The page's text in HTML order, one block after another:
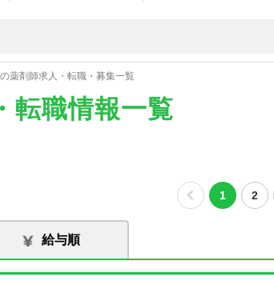
薬剤師求人・転職・募集一覧
転職情報一覧
1 2
給与順